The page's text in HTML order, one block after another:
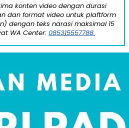
konten video dengan durasi
dan format video untuk plaftform
dengan teks narasi maksimal 15
WA Center: 085315557788.